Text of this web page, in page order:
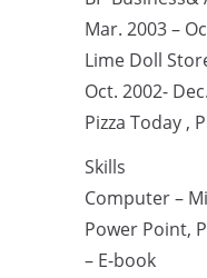
Mar. 2003 –
Lime Doll
Oct. 2002-
Pizza Today ,
Skills
Computer –
Power Point,
– E-book